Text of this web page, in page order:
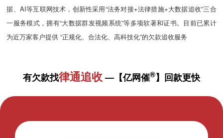
据、AI等互联网技术，创新性采用“法务对接+法律措施+大数据追收”三合
一服务模式，拥有“大数据群发视频系统”等多项软著和证书。目前已累计
为近万家客户提供 “正规化、合法化、高科技化”的欠款追收服务
有欠款找律通追收—【亿网催®】回款更快